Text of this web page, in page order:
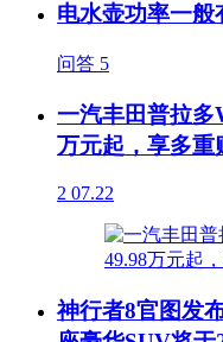
电水壶功率一般
问答 5
一汽丰田普拉多
万元起，享多重
2 07.22
神行者8官图发